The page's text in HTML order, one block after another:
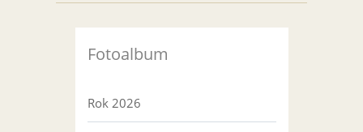
Fotoalbum
Rok 2026